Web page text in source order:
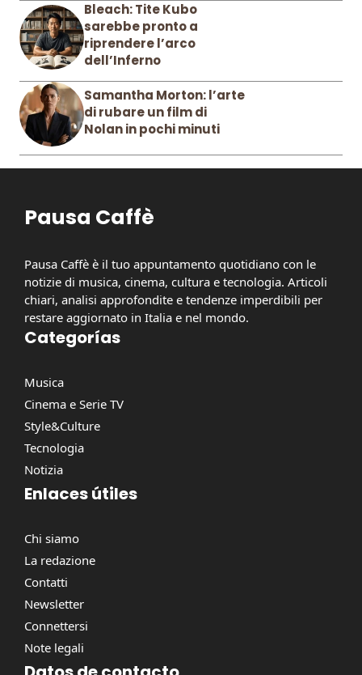
Bleach: Tite Kubo
sarebbe pronto a
riprendere l’arco
dell’Inferno
Samantha Morton: l’arte
di rubare un film di
Nolan in pochi minuti
Pausa Caffè
Pausa Caffè è il tuo appuntamento quotidiano con le
notizie di musica, cinema, cultura e tecnologia. Articoli
chiari, analisi approfondite e tendenze imperdibili per
restare aggiornato in Italia e nel mondo.
Categorías
Musica
Cinema e Serie TV
Style&Culture
Tecnologia
Notizia
Enlaces útiles
Chi siamo
La redazione
Contatti
Newsletter
Connettersi
Note legali